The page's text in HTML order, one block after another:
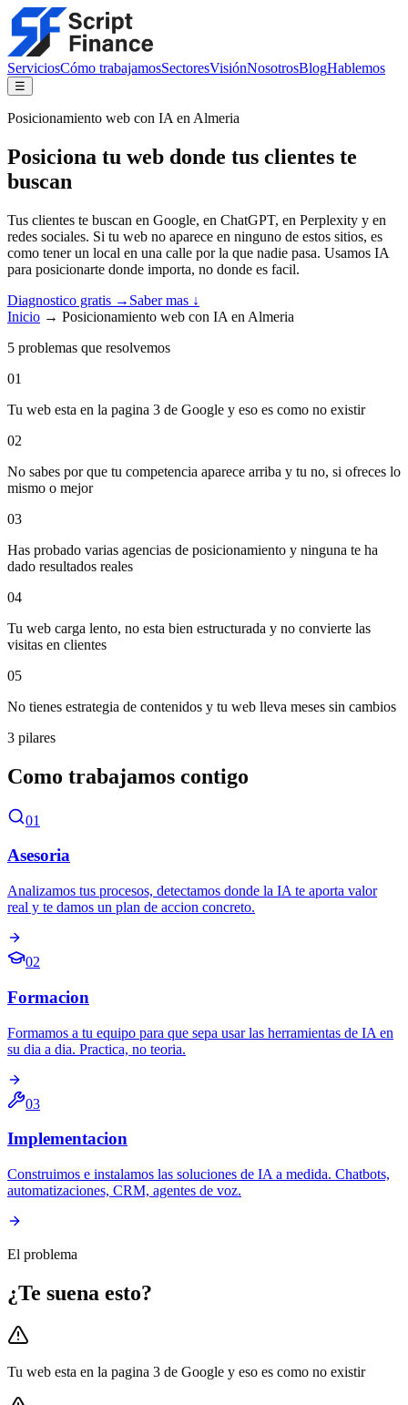
ServiciosCómo trabajamosSectoresVisiónNosotrosBlogHablemos
☰
Posicionamiento web con IA en Almeria
Posiciona tu web donde tus clientes te
buscan
Tus clientes te buscan en Google, en ChatGPT, en Perplexity y en
redes sociales. Si tu web no aparece en ninguno de estos sitios, es
como tener un local en una calle por la que nadie pasa. Usamos IA
para posicionarte donde importa, no donde es facil.
Diagnostico gratis → Saber mas ↓
Inicio → Posicionamiento web con IA en Almeria
5 problemas que resolvemos
01
Tu web esta en la pagina 3 de Google y eso es como no existir
02
No sabes por que tu competencia aparece arriba y tu no, si ofreces lo
mismo o mejor
03
Has probado varias agencias de posicionamiento y ninguna te ha
dado resultados reales
04
Tu web carga lento, no esta bien estructurada y no convierte las
visitas en clientes
05
No tienes estrategia de contenidos y tu web lleva meses sin cambios
3 pilares
Como trabajamos contigo
01
Asesoria
Analizamos tus procesos, detectamos donde la IA te aporta valor
real y te damos un plan de accion concreto.
02
Formacion
Formamos a tu equipo para que sepa usar las herramientas de IA en
su dia a dia. Practica, no teoria.
03
Implementacion
Construimos e instalamos las soluciones de IA a medida. Chatbots,
automatizaciones, CRM, agentes de voz.
El problema
¿Te suena esto?
Tu web esta en la pagina 3 de Google y eso es como no existir